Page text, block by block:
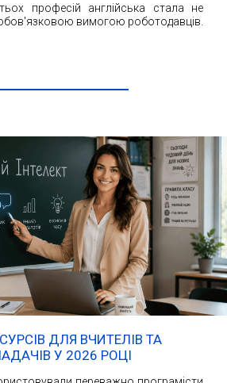
професій англійська стала не
вимогою роботодавців.
ДЛЯ ВЧИТЕЛІВ ТА
У 2026 РОЦІ